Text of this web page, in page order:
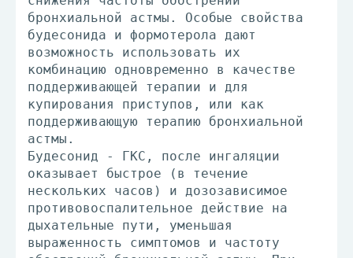
бронхиальной астмы. Особые свойства
будесонида и формотерола дают
возможность использовать их
комбинацию одновременно в качестве
поддерживающей терапии и для
купирования приступов, или как
поддерживающую терапию бронхиальной
астмы.
Будесонид - ГКС, после ингаляции
оказывает быстрое (в течение
нескольких часов) и дозозависимое
противовоспалительное действие на
дыхательные пути, уменьшая
выраженность симптомов и частоту